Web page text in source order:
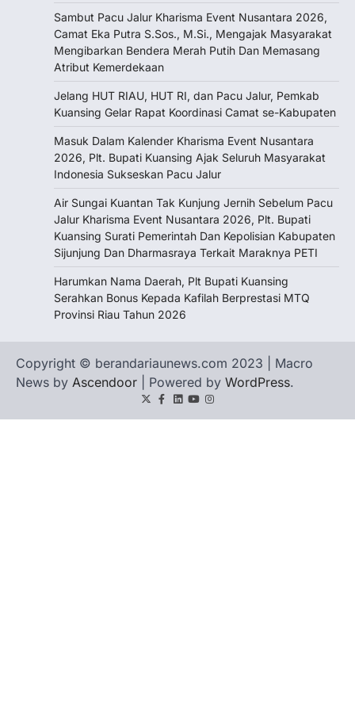
Sambut Pacu Jalur Kharisma Event Nusantara 2026,
Camat Eka Putra S.Sos., M.Si., Mengajak Masyarakat
Mengibarkan Bendera Merah Putih Dan Memasang
Atribut Kemerdekaan
Jelang HUT RIAU, HUT RI, dan Pacu Jalur, Pemkab
Kuansing Gelar Rapat Koordinasi Camat se-Kabupaten
Masuk Dalam Kalender Kharisma Event Nusantara
2026, Plt. Bupati Kuansing Ajak Seluruh Masyarakat
Indonesia Sukseskan Pacu Jalur
Air Sungai Kuantan Tak Kunjung Jernih Sebelum Pacu
Jalur Kharisma Event Nusantara 2026, Plt. Bupati
Kuansing Surati Pemerintah Dan Kepolisian Kabupaten
Sijunjung Dan Dharmasraya Terkait Maraknya PETI
Harumkan Nama Daerah, Plt Bupati Kuansing
Serahkan Bonus Kepada Kafilah Berprestasi MTQ
Provinsi Riau Tahun 2026
Copyright © berandariaunews.com 2023 | Macro
News by Ascendoor | Powered by WordPress.